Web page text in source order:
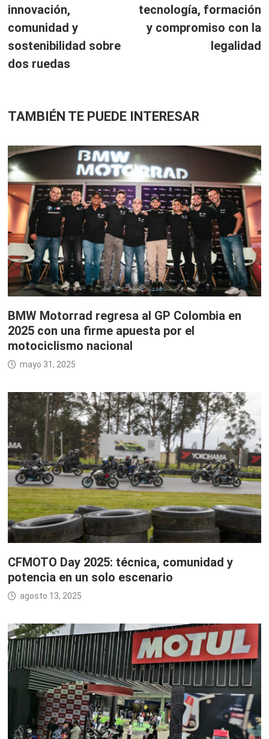
entradas
innovación,
comunidad y
sostenibilidad sobre
dos ruedas
tecnología, formación
y compromiso con la
legalidad
TAMBIÉN TE PUEDE INTERESAR
BMW Motorrad regresa al GP Colombia en
2025 con una firme apuesta por el
motociclismo nacional
mayo 31, 2025
CFMOTO Day 2025: técnica, comunidad y
potencia en un solo escenario
agosto 13, 2025